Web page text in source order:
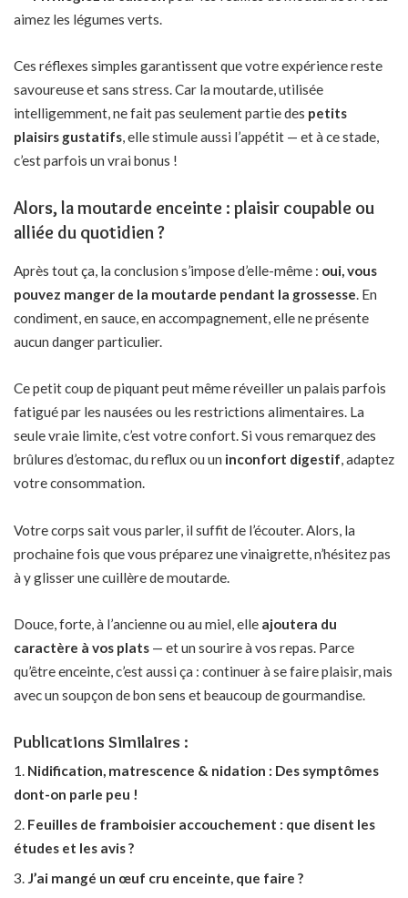
aimez les légumes verts.
Ces réflexes simples garantissent que votre expérience reste
savoureuse et sans stress. Car la moutarde, utilisée
intelligemment, ne fait pas seulement partie des petits
plaisirs gustatifs, elle stimule aussi l’appétit — et à ce stade,
c’est parfois un vrai bonus !
Alors, la moutarde enceinte : plaisir coupable ou
alliée du quotidien ?
Après tout ça, la conclusion s’impose d’elle-même : oui, vous
pouvez manger de la moutarde pendant la grossesse. En
condiment, en sauce, en accompagnement, elle ne présente
aucun danger particulier.
Ce petit coup de piquant peut même réveiller un palais parfois
fatigué par les nausées ou les restrictions alimentaires. La
seule vraie limite, c’est votre confort. Si vous remarquez des
brûlures d’estomac, du reflux ou un inconfort digestif, adaptez
votre consommation.
Votre corps sait vous parler, il suffit de l’écouter. Alors, la
prochaine fois que vous préparez une vinaigrette, n’hésitez pas
à y glisser une cuillère de moutarde.
Douce, forte, à l’ancienne ou au miel, elle ajoutera du
caractère à vos plats — et un sourire à vos repas. Parce
qu’être enceinte, c’est aussi ça : continuer à se faire plaisir, mais
avec un soupçon de bon sens et beaucoup de gourmandise.
Publications Similaires :
Nidification, matrescence & nidation : Des symptômes
dont-on parle peu !
Feuilles de framboisier accouchement : que disent les
études et les avis ?
J’ai mangé un œuf cru enceinte, que faire ?